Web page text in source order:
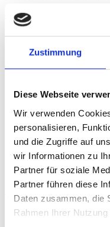
Zustimmung
Diese Webseite
Wir verwenden
personalisieren,
und die Zugriffe auf
wir Informationen zu
Partner für soziale
Partner führen diese
Daten zusammen, die
Rahmen Ihrer
#design
Weird World
im Ruhrgebiet und in
an weltweite Empfänger.
technischen Grenzen
professionelleres Tool
stellten nicht nur den E-
konzipierten, layouteten
vollständigen Relaunch des
#design#mobile